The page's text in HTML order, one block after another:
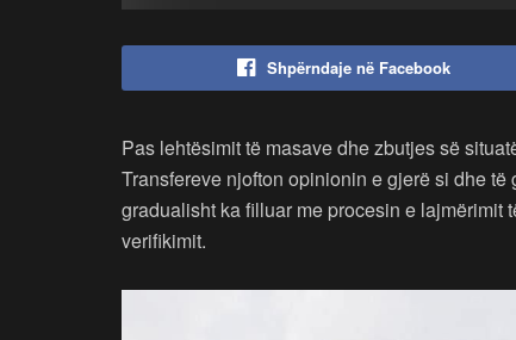
Shpërndaje në Facebook
Pas lehtësimit të masave dhe zbutjes së
Transfereve njofton opinionin e gjerë si dhe
gradualisht ka filluar me procesin e lajmërimit
verifikimit.